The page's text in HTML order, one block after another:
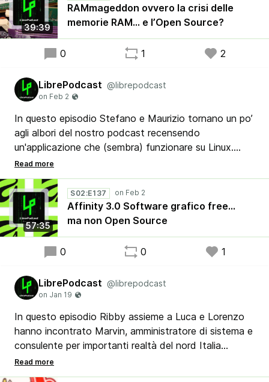
anni '80 e '90 quando i PC costavano come l’oro
mentre l’intelligenza artificiale ci schiavizzerà tutti?
39:39
RAMmageddon ovvero la crisi delle
memorie RAM... e l’Open Source?
0 1 2
LibrePodcast @librepodcast
In questo episodio Stefano e Maurizio tornano un po’
agli albori del nostro podcast recensendo
un'applicazione che (sembra) funzionare su Linux.
Parliamo di Affinity 3.0 by Canva, di cui non è stato
fatto il porting vero e proprio sulla piattaforma Open
Source per eccellenza, ma che per chi fa grafica ha
tantissime potenzialità per fare concorrenza in molti
ambiti alla più blasonata (e costosa) suite di Adobe.
57:35
S02:E137
Affinity 3.0 Software grafico free…
ma non Open Source
0 0 1
LibrePodcast @librepodcast
In questo episodio Ribby assieme a Luca e Lorenzo
hanno incontrato Marvin, amministratore di sistema e
consulente per importanti realtà del nord Italia
nonché divulgatore su YouTube.
Con Marvin, i nostri amici hanno parlato della